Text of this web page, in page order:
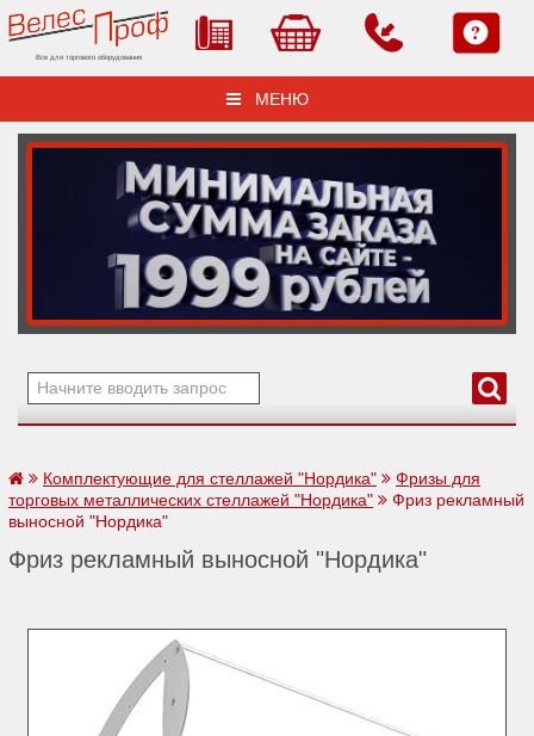
Все для торгового оборудования
МЕНЮ
Комплектующие для стеллажей "Нордика"
Фризы для
торговых металлических стеллажей "Нордика"
Фриз рекламный
выносной "Нордика"
Фриз рекламный выносной "Нордика"